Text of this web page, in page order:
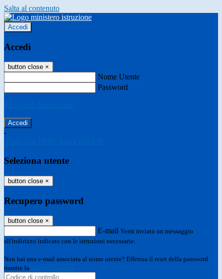
Salta al contenuto
Accedi
Accedi
button close ×
Nome Utente
Password
-
Seleziona utente
button close ×
Recupero password
button close ×
E-mail Verrà inviato un messaggio
all'indirizzo indicato con le istruzioni necessarie.
Non hai una e-mail associata al nome utente? Effettua il reset della password
tramite la